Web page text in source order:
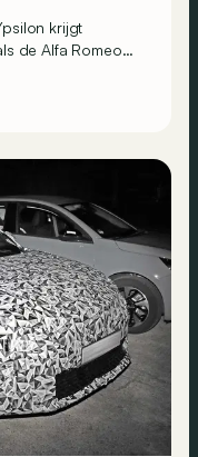
krijgt
de Alfa Romeo